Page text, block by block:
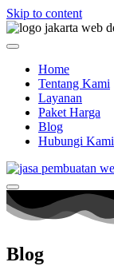
Skip to content
Home
Tentang Kami
Layanan
Paket Harga
Blog
Hubungi Kami
Blog